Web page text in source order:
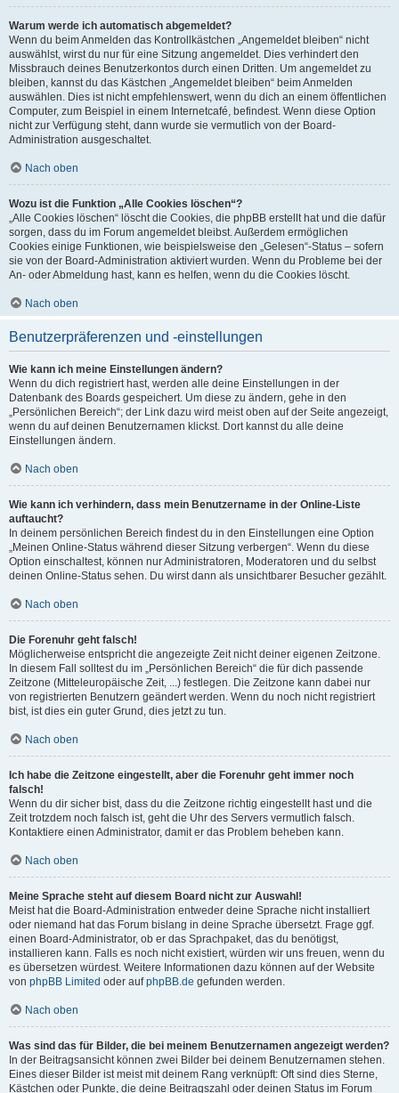
Warum werde ich automatisch abgemeldet?
Wenn du beim Anmelden das Kontrollkästchen „Angemeldet bleiben“ nicht
auswählst, wirst du nur für eine Sitzung angemeldet. Dies verhindert den
Missbrauch deines Benutzerkontos durch einen Dritten. Um angemeldet zu
bleiben, kannst du das Kästchen „Angemeldet bleiben“ beim Anmelden
auswählen. Dies ist nicht empfehlenswert, wenn du dich an einem öffentlichen
Computer, zum Beispiel in einem Internetcafé, befindest. Wenn diese Option
nicht zur Verfügung steht, dann wurde sie vermutlich von der Board-
Administration ausgeschaltet.
Nach oben
Wozu ist die Funktion „Alle Cookies löschen“?
„Alle Cookies löschen“ löscht die Cookies, die phpBB erstellt hat und die dafür
sorgen, dass du im Forum angemeldet bleibst. Außerdem ermöglichen
Cookies einige Funktionen, wie beispielsweise den „Gelesen“-Status – sofern
sie von der Board-Administration aktiviert wurden. Wenn du Probleme bei der
An- oder Abmeldung hast, kann es helfen, wenn du die Cookies löscht.
Nach oben
Benutzerpräferenzen und -einstellungen
Wie kann ich meine Einstellungen ändern?
Wenn du dich registriert hast, werden alle deine Einstellungen in der
Datenbank des Boards gespeichert. Um diese zu ändern, gehe in den
„Persönlichen Bereich“; der Link dazu wird meist oben auf der Seite angezeigt,
wenn du auf deinen Benutzernamen klickst. Dort kannst du alle deine
Einstellungen ändern.
Nach oben
Wie kann ich verhindern, dass mein Benutzername in der Online-Liste
auftaucht?
In deinem persönlichen Bereich findest du in den Einstellungen eine Option
„Meinen Online-Status während dieser Sitzung verbergen“. Wenn du diese
Option einschaltest, können nur Administratoren, Moderatoren und du selbst
deinen Online-Status sehen. Du wirst dann als unsichtbarer Besucher gezählt.
Nach oben
Die Forenuhr geht falsch!
Möglicherweise entspricht die angezeigte Zeit nicht deiner eigenen Zeitzone.
In diesem Fall solltest du im „Persönlichen Bereich“ die für dich passende
Zeitzone (Mitteleuropäische Zeit, ...) festlegen. Die Zeitzone kann dabei nur
von registrierten Benutzern geändert werden. Wenn du noch nicht registriert
bist, ist dies ein guter Grund, dies jetzt zu tun.
Nach oben
Ich habe die Zeitzone eingestellt, aber die Forenuhr geht immer noch
falsch!
Wenn du dir sicher bist, dass du die Zeitzone richtig eingestellt hast und die
Zeit trotzdem noch falsch ist, geht die Uhr des Servers vermutlich falsch.
Kontaktiere einen Administrator, damit er das Problem beheben kann.
Nach oben
Meine Sprache steht auf diesem Board nicht zur Auswahl!
Meist hat die Board-Administration entweder deine Sprache nicht installiert
oder niemand hat das Forum bislang in deine Sprache übersetzt. Frage ggf.
einen Board-Administrator, ob er das Sprachpaket, das du benötigst,
installieren kann. Falls es noch nicht existiert, würden wir uns freuen, wenn du
es übersetzen würdest. Weitere Informationen dazu können auf der Website
von phpBB Limited oder aufphpBB.de gefunden werden.
Nach oben
Was sind das für Bilder, die bei meinem Benutzernamen angezeigt werden?
In der Beitragsansicht können zwei Bilder bei deinem Benutzernamen stehen.
Eines dieser Bilder ist meist mit deinem Rang verknüpft: Oft sind dies Sterne,
Kästchen oder Punkte, die deine Beitragszahl oder deinen Status im Forum